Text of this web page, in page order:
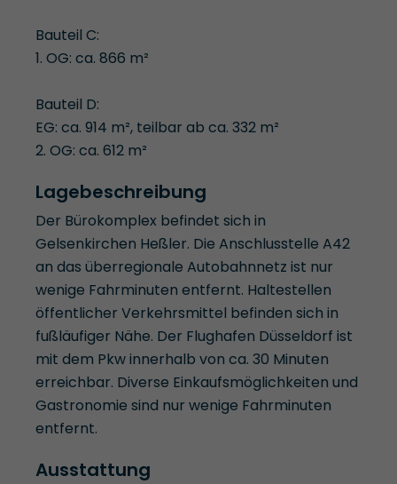
Bauteil C:
1. OG: ca. 866 m²
Bauteil D:
EG: ca. 914 m², teilbar ab ca. 332 m²
2. OG: ca. 612 m²
Lagebeschreibung
Der Bürokomplex befindet sich in
Gelsenkirchen Heßler. Die Anschlusstelle A42
an das überregionale Autobahnnetz ist nur
wenige Fahrminuten entfernt. Haltestellen
öffentlicher Verkehrsmittel befinden sich in
fußläufiger Nähe. Der Flughafen Düsseldorf ist
mit dem Pkw innerhalb von ca. 30 Minuten
erreichbar. Diverse Einkaufsmöglichkeiten und
Gastronomie sind nur wenige Fahrminuten
entfernt.
Ausstattung